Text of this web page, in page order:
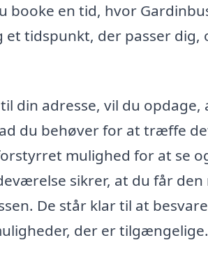
booke en tid, hvor
tidspunkt, der passer dig,
din adresse, vil du
du behøver for at træffe
mulighed for at se
sikrer, at du får
De står klar til at
der er tilgængelige.